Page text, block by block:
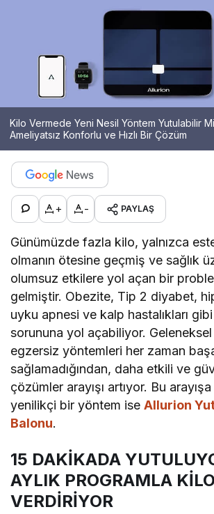
Kilo Vermede Yeni Nesil Yöntem Yutulabilir
Ameliyatsız Konforlu ve Hızlı Bir Çözüm
+ - PAYLAŞ
Günümüzde fazla kilo, yalnızca
olmanın ötesine geçmiş ve sağlık
olumsuz etkilere yol açan bir
gelmiştir. Obezite, Tip 2 diyabet,
uyku apnesi ve kalp hastalıkları
sorununa yol açabiliyor.
egzersiz yöntemleri her zaman
sağlamadığından, daha etkili ve
çözümler arayışı artıyor. Bu
yenilikçi bir yöntem iseAllurion
Balonu.
15 DAKİKADA
AYLIK PROGRAMLA KİLO
VERDİRİYOR